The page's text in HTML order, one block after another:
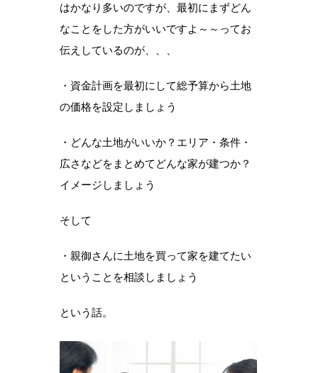
はかなり多いのですが、最初にまずどん
なことをした方がいいですよ～～ってお
伝えしているのが、、、
・資金計画を最初にして総予算から土地
の価格を設定しましょう
・どんな土地がいいか？エリア・条件・
広さなどをまとめてどんな家が建つか？
イメージしましょう
そして
・親御さんに土地を買って家を建てたい
ということを相談しましょう
という話。